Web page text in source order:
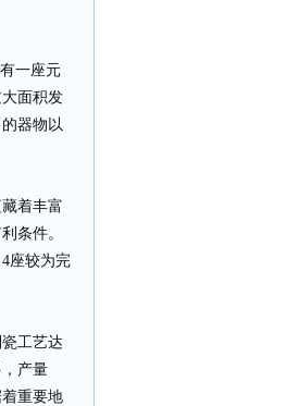
一座元
面积发
器物以
着丰富
条件。
座较为完
工艺达
产量
重要地